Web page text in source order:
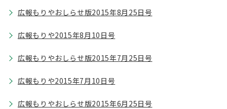
広報もりやおしらせ版2015年8月25日号
広報もりや2015年8月10日号
広報もりやおしらせ版2015年7月25日号
広報もりや2015年7月10日号
広報もりやおしらせ版2015年6月25日号